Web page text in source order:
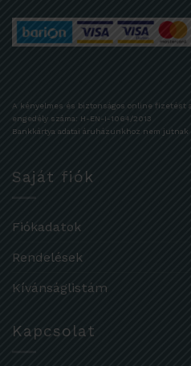
A kényelmes és biztonságos online fizetést
engedély száma: H-EN-I-1064/2013
Bankkártya adatai áruházunkhoz nem jutnak
Saját fiók
Fiókadatok
Rendelések
Kívánságlistám
Kapcsolat